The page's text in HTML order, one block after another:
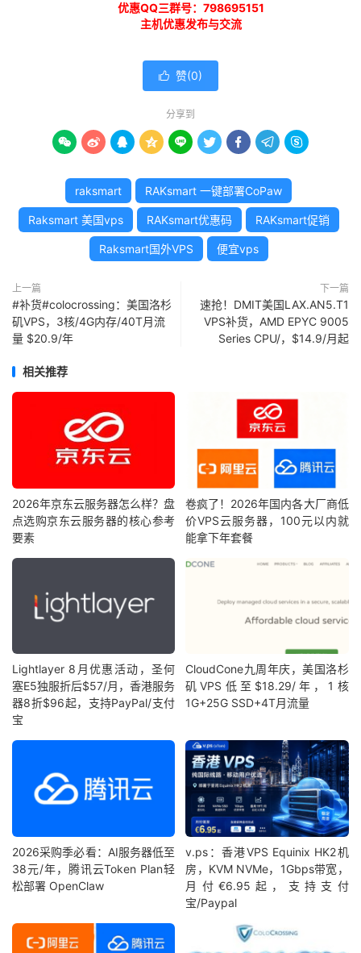
优惠QQ三群号：798695151
主机优惠发布与交流
 赞(0)
分享到
        
raksmart RAKsmart 一键部署CoPaw
Raksmart 美国vps RAKsmart优惠码 RAKsmart促销
Raksmart国外VPS 便宜vps
上一篇
#补货#colocrossing：美国洛杉
矶VPS，3核/4G内存/40T月流
量 $20.9/年
下一篇
速抢！DMIT美国LAX.AN5.T1
VPS补货，AMD EPYC 9005
Series CPU/，$14.9/月起
相关推荐
2026年京东云服务器怎么样？盘
点选购京东云服务器的核心参考
要素
卷疯了！2026年国内各大厂商低
价VPS云服务器，100元以内就
能拿下年套餐
Lightlayer 8月优惠活动，圣何
塞E5独服折后$57/月，香港服务
器8折$96起，支持PayPal/支付
宝
CloudCone九周年庆，美国洛杉
矶VPS低至$18.29/年，1核
1G+25G SSD+4T月流量
2026采购季必看：AI服务器低至
38元/年，腾讯云Token Plan轻
松部署 OpenClaw
v.ps：香港VPS Equinix HK2机
房，KVM NVMe，1Gbps带宽，
月付€6.95起，支持支付
宝/Paypal